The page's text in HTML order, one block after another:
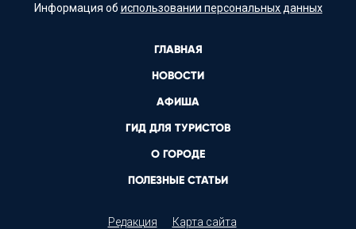
Информация об использовании персональных данных
ГЛАВНАЯ
НОВОСТИ
АФИША
ГИД ДЛЯ ТУРИСТОВ
О ГОРОДЕ
ПОЛЕЗНЫЕ СТАТЬИ
Редакция Карта сайта